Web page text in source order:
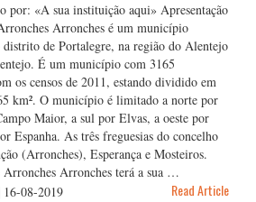
por: «A sua instituição aqui» Apresentação
Arronches é um município
de Portalegre, na região do Alentejo
É um município com 3165
os censos de 2011, estando dividido em
km². O município é limitado a norte por
Maior, a sul por Elvas, a oeste por
Espanha. As três freguesias do concelho
(Arronches), Esperança e Mosteiros.
Arronches terá a sua …
16-08-2019 Read Article